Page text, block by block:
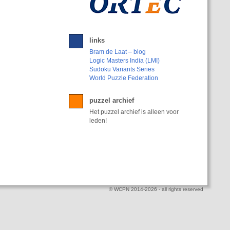
links
Bram de Laat – blog
Logic Masters India (LMI)
Sudoku Variants Series
World Puzzle Federation
puzzel archief
Het puzzel archief is alleen voor
leden!
© WCPN 2014-2026 - all rights reserved